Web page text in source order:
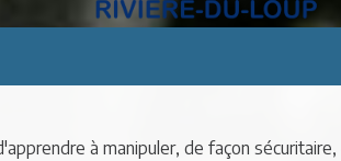
à manipuler, de façon